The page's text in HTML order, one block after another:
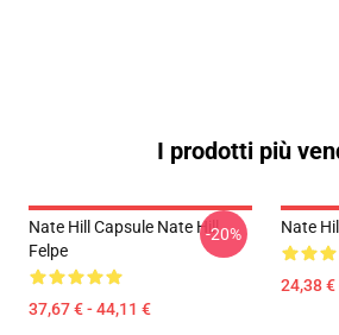
I prodotti più
Nate Hill Capsule Nate Hill
Felpe
37,67 € - 44,11 €
-20% Nate
24,38 €